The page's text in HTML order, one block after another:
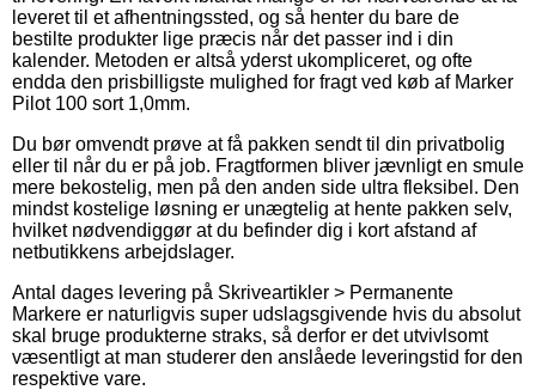
leveret til et afhentningssted, og så henter du bare de
bestilte produkter lige præcis når det passer ind i din
kalender. Metoden er altså yderst ukompliceret, og ofte
endda den prisbilligste mulighed for fragt ved køb af Marker
Pilot 100 sort 1,0mm.
Du bør omvendt prøve at få pakken sendt til din privatbolig
eller til når du er på job. Fragtformen bliver jævnligt en smule
mere bekostelig, men på den anden side ultra fleksibel. Den
mindst kostelige løsning er unægtelig at hente pakken selv,
hvilket nødvendiggør at du befinder dig i kort afstand af
netbutikkens arbejdslager.
Antal dages levering på Skriveartikler > Permanente
Markere er naturligvis super udslagsgivende hvis du absolut
skal bruge produkterne straks, så derfor er det utvivlsomt
væsentligt at man studerer den anslåede leveringstid for den
respektive vare.